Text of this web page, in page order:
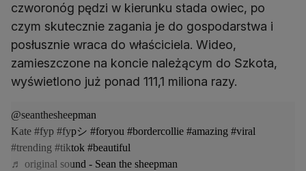
czworonóg pędzi w kierunku stada owiec, po
czym skutecznie zagania je do gospodarstwa i
posłusznie wraca do właściciela. Wideo,
zamieszczone na koncie należącym do Szkota,
wyświetlono już ponad 111,1 miliona razy.
@seanthesheepman
Kate #fyp #fypシ #foryou #bordercollie #amazing #viral
#trending #tiktok #beautiful
♬ original sound - Sean the sheepman